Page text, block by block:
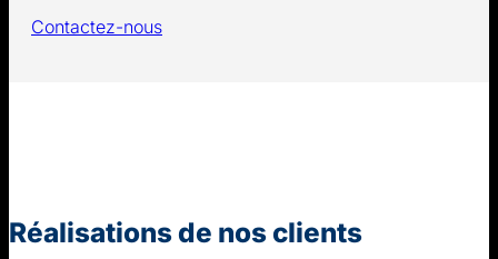
Contactez-nous
Réalisations de nos clients